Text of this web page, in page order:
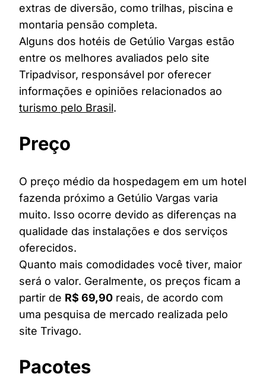
extras de diversão, como trilhas, piscina e
montaria pensão completa.
Alguns dos hotéis de Getúlio Vargas estão
entre os melhores avaliados pelo site
Tripadvisor, responsável por oferecer
informações e opiniões relacionados ao
turismo pelo Brasil.
Preço
O preço médio da hospedagem em um hotel
fazenda próximo a Getúlio Vargas varia
muito. Isso ocorre devido as diferenças na
qualidade das instalações e dos serviços
oferecidos.
Quanto mais comodidades você tiver, maior
será o valor. Geralmente, os preços ficam a
partir de R$ 69,90 reais, de acordo com
uma pesquisa de mercado realizada pelo
site Trivago.
Pacotes